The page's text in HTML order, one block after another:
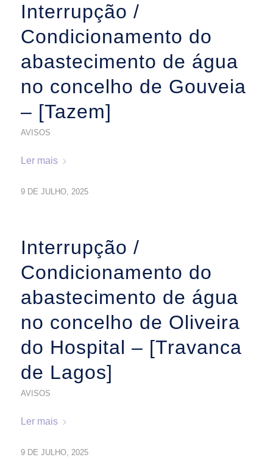
Interrupção /
Condicionamento do
abastecimento de água
no concelho de Gouveia
– [Tazem]
AVISOS
Ler mais
9 DE JULHO, 2025
Interrupção /
Condicionamento do
abastecimento de água
no concelho de Oliveira
do Hospital – [Travanca
de Lagos]
AVISOS
Ler mais
9 DE JULHO, 2025